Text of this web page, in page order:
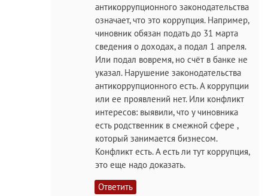
антикоррупционного законодательства
означает, что это коррупция. Например,
чиновник обязан подать до 31 марта
сведения о доходах, а подал 1 апреля.
Или подал вовремя, но счёт в банке не
указал. Нарушение законодательства
антикоррупционного есть. А коррупции
или ее проявлений нет. Или конфликт
интересов: выявили, что у чиновника
есть родственник в смежной сфере ,
который занимается бизнесом.
Конфликт есть. А есть ли тут коррупция,
это еще надо доказать.
Ответить